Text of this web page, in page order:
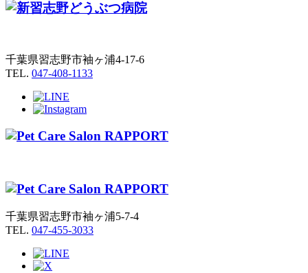
千葉県習志野市袖ヶ浦4-17-6
TEL. 047-408-1133
千葉県習志野市袖ヶ浦5-7-4
TEL. 047-455-3033